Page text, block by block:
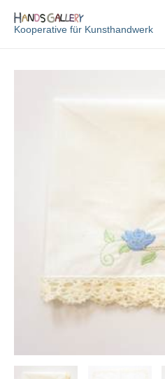
InhaltKooperative für Kunsthandwerk